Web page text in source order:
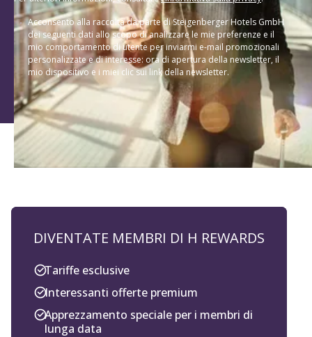
Acconsento alla raccolta da parte di Steigenberger Hotels GmbH
dei seguenti dati allo scopo di analizzare le mie preferenze e il
mio comportamento di utente per inviarmi e-mail promozionali
personalizzate e di interesse: ora di apertura della newsletter, il
mio dispositivo e i miei clic sui link della newsletter.
DIVENTATE MEMBRI DI H REWARDS
Tariffe esclusive
Interessanti offerte premium
Apprezzamento speciale per i membri di
lunga data